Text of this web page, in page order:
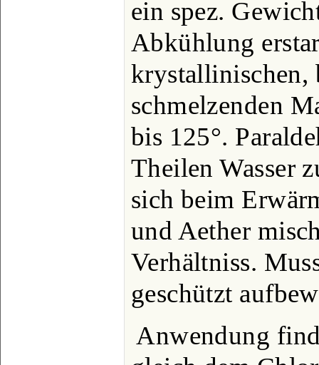
ein spez.
Abkühlung
krystallinischen,
schmelzenden
bis 125°.
Theilen Wasser
sich beim
und Aether
Verhältniss.
geschützt
Anwendung